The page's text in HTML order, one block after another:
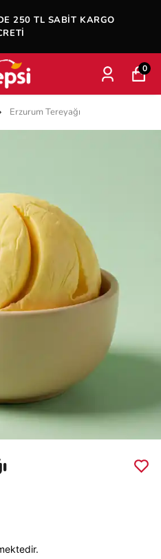
250 TL SABIT KARGO
0
Erzurum Tereyağı